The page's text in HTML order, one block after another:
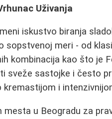
Uživanja
iskustvo biranja
sopstvenoj meri - od
kombinacija kao što je
sveže sastojke i često
kremastijom i
mesta u Beogradu za